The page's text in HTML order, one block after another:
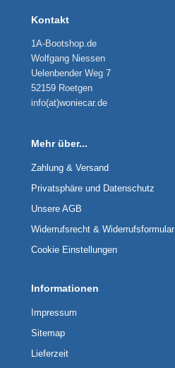
Kontakt
1A-Bootshop.de
Wolfgang Niessen
Uelenbender Weg 7
52159 Roetgen
info(at)woniecar.de
Mehr über...
Zahlung & Versand
Privatsphäre und Datenschutz
Unsere AGB
Widerrufsrecht & Widerrufsformular
Cookie Einstellungen
Informationen
Impressum
Sitemap
Lieferzeit